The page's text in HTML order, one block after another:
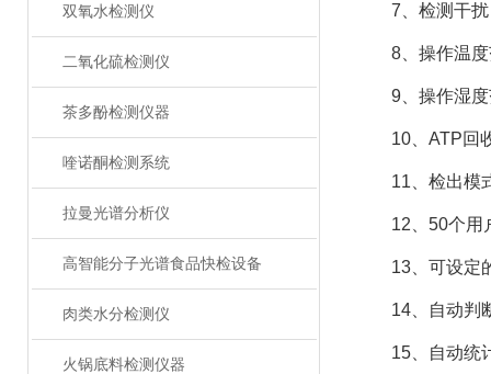
双氧水检测仪
二氧化硫检测仪
茶多酚检测仪器
喹诺酮检测系统
拉曼光谱分析仪
高智能分子光谱食品快检设备
肉类水分检测仪
火锅底料检测仪器
7、检测干扰
8、操作温度
9、操作湿度
10、ATP回收
11、检出模式
12、50个用
13、可设定的
14、自动判
15、自动统